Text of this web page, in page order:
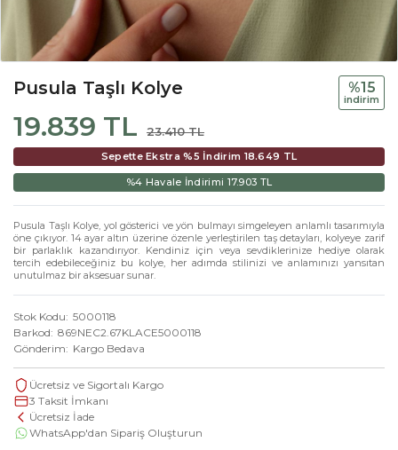
Pusula Taşlı Kolye
19.839 TL 23.410 TL
%15
i̇ndi̇ri̇m
Sepette Ekstra %5 İndirim 18.649 TL
%4 Havale İndirimi 17.903 TL
Pusula Taşlı Kolye, yol gösterici ve yön bulmayı simgeleyen anlamlı tasarımıyla
öne çıkıyor. 14 ayar altın üzerine özenle yerleştirilen taş detayları, kolyeye zarif
bir parlaklık kazandırıyor. Kendiniz için veya sevdiklerinize hediye olarak
tercih edebileceğiniz bu kolye, her adımda stilinizi ve anlamınızı yansıtan
unutulmaz bir aksesuar sunar.
Stok Kodu 5000118
Barkod 869NEC2.67KLACE5000118
Gönderim
Kargo Bedava
Ücretsiz ve Sigortalı Kargo
3 Taksit İmkanı
Ücretsiz İade
WhatsApp'dan Sipariş Oluşturun